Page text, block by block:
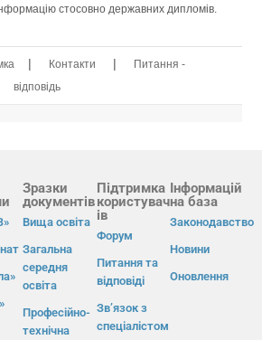
стосовно державних дипломів.
| Контакти |
Питання -
відповідь
Зразки
документів
Вища освіта
Загальна
середня
освіта
Професійно-
технічна
Підтримка
користувач
ів
Форум
Питання та
відповіді
Зв’язок з
спеціалістом
Інформацій
на база
Законодавство
Новини
Оновлення